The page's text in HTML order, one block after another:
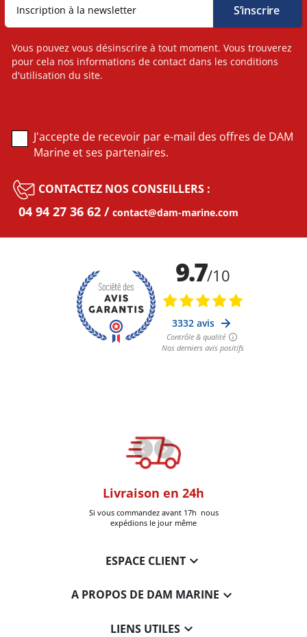
Livraison en 24h
Si vous commandez avant 17h nous
expédions le jour même
Vous pouvez vous désinscrire à tout moment. Vous trouverez
pour cela nos informations de contact dans les conditions
d'utilisation du site.
J'accepte de recevoir par e-mail des offres de DAM
Marine et ses partenaires.
CONTACTEZ NOS CONSEILLERS :
04 94 27 36 62 contact@dam-marine.com
ESPACE CLIENT
A PROPOS DE DAM MARINE 
LIENS UTILES 